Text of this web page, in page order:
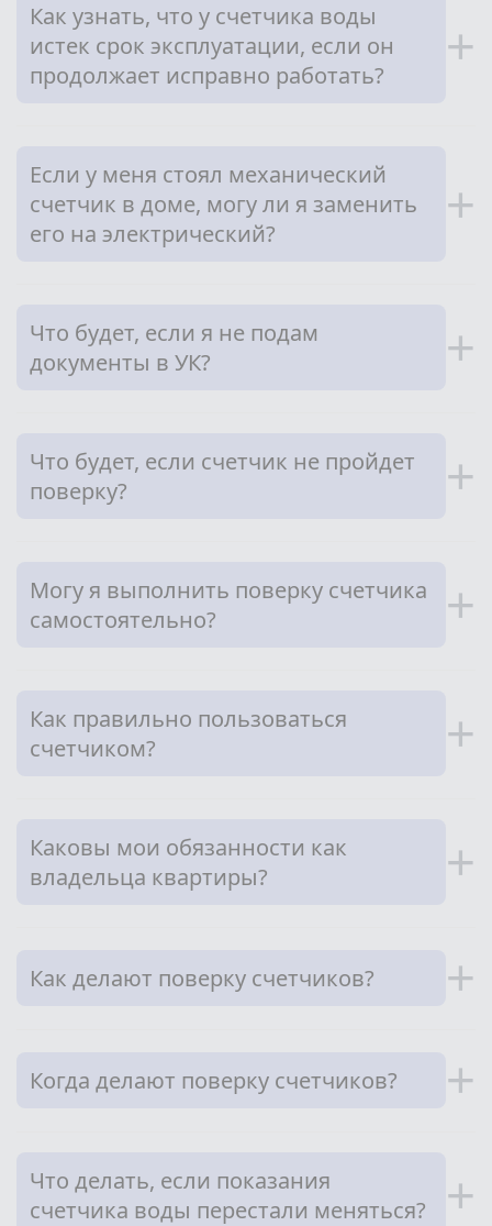
Как узнать, что у счетчика воды
истек срок эксплуатации, если он
продолжает исправно работать?
+
Если у меня стоял механический
счетчик в доме, могу ли я заменить
его на электрический?
+
Что будет, если я не подам
документы в УК?
+
Что будет, если счетчик не пройдет
поверку?
+
Могу я выполнить поверку счетчика
самостоятельно?
+
Как правильно пользоваться
счетчиком?
+
Каковы мои обязанности как
владельца квартиры?
+
Как делают поверку счетчиков? +
Когда делают поверку счетчиков? +
Что делать, если показания
счетчика воды перестали меняться?
+